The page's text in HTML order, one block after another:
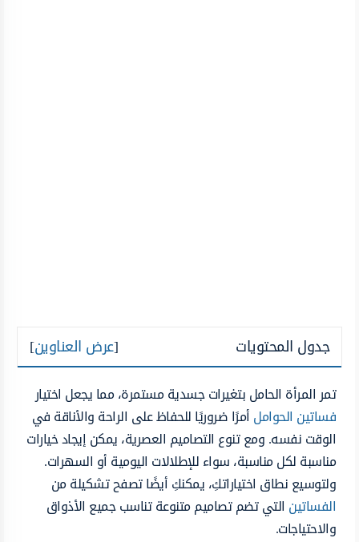
جدول المحتويات [عرض العناوين]
تمر المرأة الحامل بتغيرات جسدية مستمرة، مما يجعل اختيار
فساتين الحواملأمرًا ضروريًا للحفاظ على الراحة والأناقة في
الوقت نفسه. ومع تنوع التصاميم العصرية، يمكن إيجاد خيارات
مناسبة لكل مناسبة، سواء للإطلالات اليومية أو السهرات.
ولتوسيع نطاق اختياراتكِ، يمكنكِ أيضًا تصفح تشكيلة من
الفساتين التي تضم تصاميم متنوعة تناسب جميع الأذواق
والاحتياجات.